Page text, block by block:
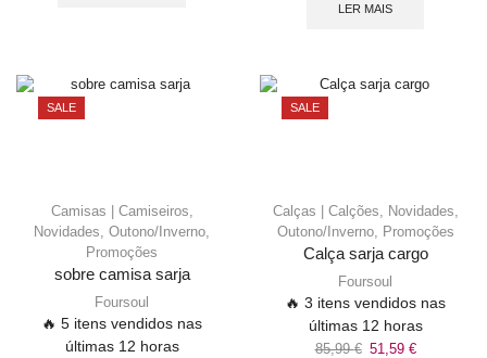
LER MAIS
SALE
Camisas | Camiseiros
Novidades Outono/Inverno
Promoções
sobre camisa sarja
Foursoul
🔥 5 itens vendidos nas
últimas 12 horas
SALE
Calças | Calções Novidades
Outono/Inverno, Promoções
Calça sarja cargo
Foursoul
🔥 3 itens vendidos nas
últimas 12 horas
85,99€ 51,59 €